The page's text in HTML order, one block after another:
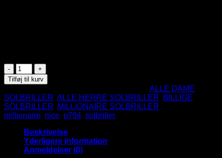
Nice
Millionaire
Solbrille
-
Rød
antal
Tilføj til kurv
ALLE DAME
SOLBRILLER ALLE HERRE SOLBRILLER
BILLIGE
SOLBRILLER
MILLIONAIRE SOLBRILLER
millionaire nice p764 solbriller
Beskrivelse
Yderligere information
Anmeldelser (0)